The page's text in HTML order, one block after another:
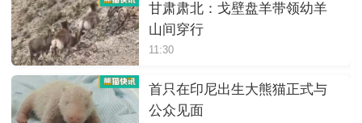
甘肃肃北：戈壁盘羊带领幼羊
山间穿行
11:30
首只在印尼出生大熊猫正式与
公众见面